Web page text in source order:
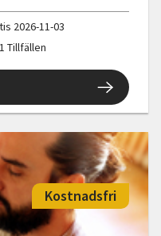
tis 2026-11-03
1 Tillfällen
Kostnadsfri